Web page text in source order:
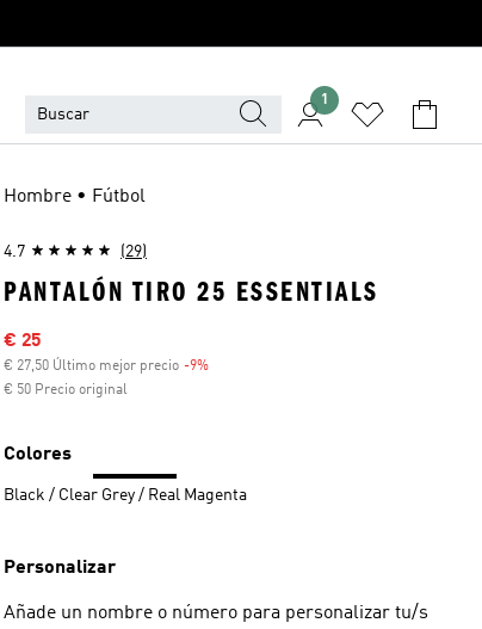
1
Hombre • Fútbol
4.7 (29)
PANTALÓN TIRO 25 ESSENTIALS
Precio rebajado
€ 25
€ 27,50 Último mejor precio -9%
€ 50 Precio original
Colores
Black / Clear Grey / Real Magenta
Personalizar
Añade un nombre o número para personalizar tu/s